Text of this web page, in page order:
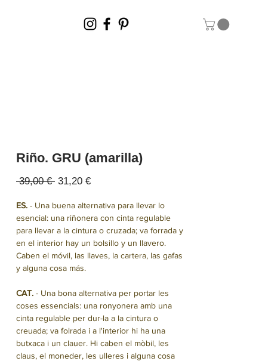
Riño. GRU (amarilla)
39,00 € Precio
31,20 €Precio
oferta
ES. - Una buena alternativa para llevar lo
esencial: una riñonera con cinta regulable
para llevar a la cintura o cruzada; va forrada y
en el interior hay un bolsillo y un llavero.
Caben el móvil, las llaves, la cartera, las gafas
y alguna cosa más.
CAT. - Una bona alternativa per portar les
coses essencials: una ronyonera amb una
cinta regulable per dur-la a la cintura o
creuada; va folrada i a l'interior hi ha una
butxaca i un clauer. Hi caben el mòbil, les
claus, el moneder, les ulleres i alguna cosa